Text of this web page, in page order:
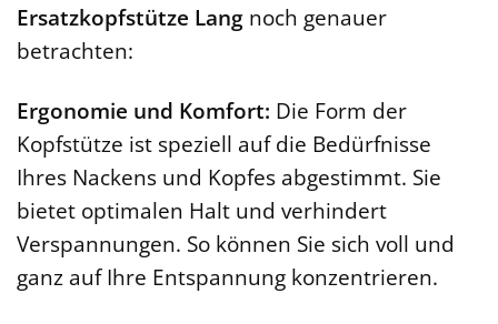
Ersatzkopfstütze Lang noch genauer
betrachten:
Ergonomie und Komfort: Die Form der
Kopfstütze ist speziell auf die Bedürfnisse
Ihres Nackens und Kopfes abgestimmt. Sie
bietet optimalen Halt und verhindert
Verspannungen. So können Sie sich voll und
ganz auf Ihre Entspannung konzentrieren.